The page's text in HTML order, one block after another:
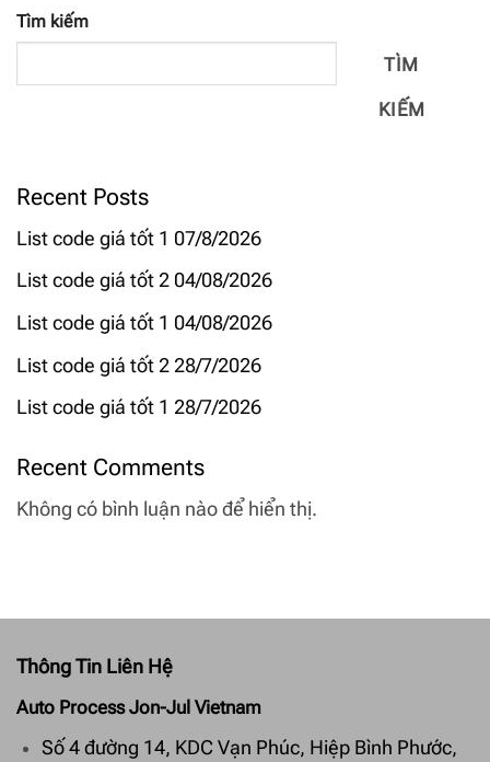
Tìm kiếm
TÌM
KIẾM
Recent Posts
List code giá tốt 1 07/8/2026
List code giá tốt 2 04/08/2026
List code giá tốt 1 04/08/2026
List code giá tốt 2 28/7/2026
List code giá tốt 1 28/7/2026
Recent Comments
Không có bình luận nào để hiển thị.
Thông Tin Liên Hệ
Auto Process Jon-Jul Vietnam
Số 4 đường 14, KDC Vạn Phúc, Hiệp Bình Phước,